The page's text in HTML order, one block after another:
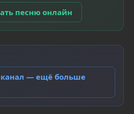
песню онлайн
— ещё больше